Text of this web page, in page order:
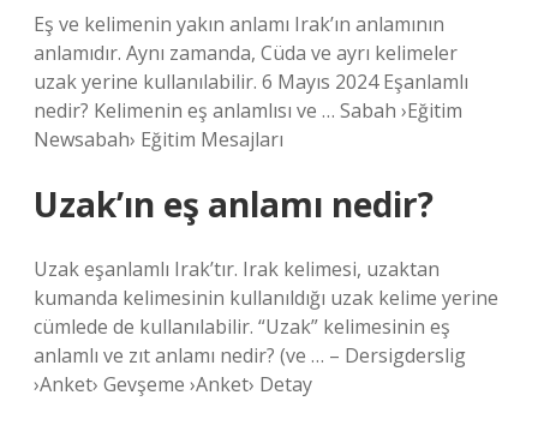
Eş ve kelimenin yakın anlamı Irak’ın anlamının
anlamıdır. Aynı zamanda, Cüda ve ayrı kelimeler
uzak yerine kullanılabilir. 6 Mayıs 2024 Eşanlamlı
nedir? Kelimenin eş anlamlısı ve … Sabah ›Eğitim
Newsabah› Eğitim Mesajları
Uzak’ın eş anlamı nedir?
Uzak eşanlamlı Irak’tır. Irak kelimesi, uzaktan
kumanda kelimesinin kullanıldığı uzak kelime yerine
cümlede de kullanılabilir. “Uzak” kelimesinin eş
anlamlı ve zıt anlamı nedir? (ve … – Dersigderslig
›Anket› Gevşeme ›Anket› Detay